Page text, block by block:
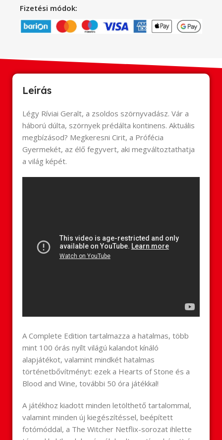
Fizetési módok:
Leírás
Légy Ríviai Geralt, a zsoldos szörnyvadász. Vár a
háború dúlta, szörnyek prédálta kontinens. Aktuális
megbízásod? Megkeresni Cirit, a Prófécia
Gyermekét, az élő fegyvert, aki megváltoztathatja
a világ képét.
A Complete Edition tartalmazza a hatalmas, több
mint 100 órás nyílt világú kalandot kínáló
alapjátékot, valamint mindkét hatalmas
történetbővítményt: ezek a Hearts of Stone és a
Blood and Wine, további 50 óra játékkal!
A játékhoz kiadott minden letölthető tartalommal,
valamint minden új kiegészítéssel, beépített
fotómóddal, a The Witcher Netflix-sorozat ihlette